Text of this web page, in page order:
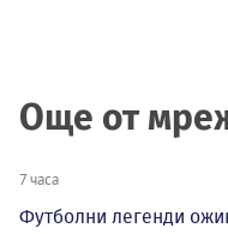
Още от
7 часа
Футболни легенди